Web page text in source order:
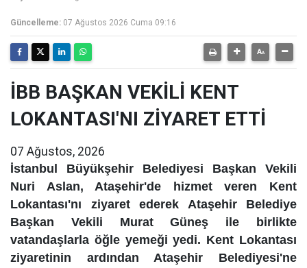
Güncelleme: 07 Ağustos 2026 Cuma 09:16
İBB BAŞKAN VEKİLİ KENT
LOKANTASI'NI ZİYARET ETTİ
07 Ağustos, 2026
İstanbul Büyükşehir Belediyesi Başkan Vekili
Nuri Aslan, Ataşehir'de hizmet veren Kent
Lokantası'nı ziyaret ederek Ataşehir Belediye
Başkan Vekili Murat Güneş ile birlikte
vatandaşlarla öğle yemeği yedi. Kent Lokantası
ziyaretinin ardından Ataşehir Belediyesi'ne